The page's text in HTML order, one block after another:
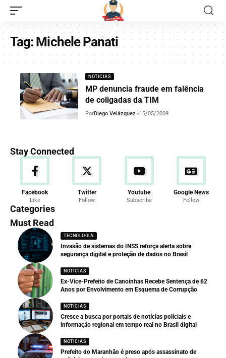
Tag:Michele Panati
NOTICIAS
MP denuncia fraude em falência
de coligadas da TIM
PorDiego Velázquez 15/05/2009
Stay Connected
Facebook
Like
Twitter
Follow
Youtube
Subscribe
Google News
Follow
Categories
Must Read
TECNOLOGIA
Invasão de sistemas do INSS reforça alerta sobre
segurança digital e proteção de dados no Brasil
NOTICIAS
Ex-Vice-Prefeito de Canoinhas Recebe Sentença de 62
Anos por Envolvimento em Esquema de Corrupção
NOTICIAS
Cresce a busca por portais de notícias policiais e
informação regional em tempo real no Brasil digital
NOTICIAS
Prefeito do Maranhão é preso após assassinato de